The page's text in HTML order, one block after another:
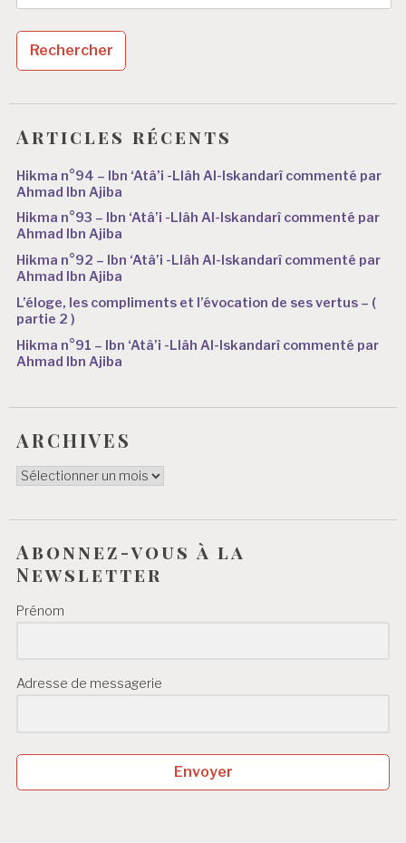
Articles récents
Hikma n°94 – Ibn ‘Atâ’i -Llâh Al-Iskandarî commenté par
Ahmad Ibn Ajiba
Hikma n°93 – Ibn ‘Atâ’i -Llâh Al-Iskandarî commenté par
Ahmad Ibn Ajiba
Hikma n°92 – Ibn ‘Atâ’i -Llâh Al-Iskandarî commenté par
Ahmad Ibn Ajiba
L’éloge, les compliments et l’évocation de ses vertus – (
partie 2 )
Hikma n°91 – Ibn ‘Atâ’i -Llâh Al-Iskandarî commenté par
Ahmad Ibn Ajiba
ARCHIVES
ARCHIVES
Abonnez-vous à la
Newsletter
Prénom
Adresse de messagerie
Envoyer